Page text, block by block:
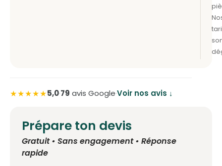
★★★★★5,0·79 avis Google·Voir nos avis ↓
Prépare ton devis
Gratuit • Sans engagement • Réponse
rapide